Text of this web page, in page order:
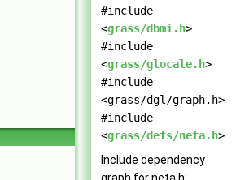
#include
<grass/dbmi.h>
#include
<grass/glocale.h>
#include
<grass/dgl/graph.h>
#include
<grass/defs/neta.h>
Include dependency